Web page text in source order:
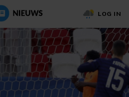
LOG IN